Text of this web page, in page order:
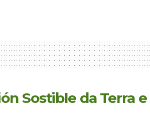
Sostible da Terra